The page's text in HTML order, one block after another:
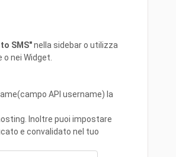
SMS"nella sidebar o utilizza
nei Widget.
API username) la
Inoltre puoi impostare
e convalidato nel tuo